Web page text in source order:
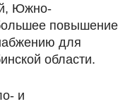
Южно-
повышение
для
области.
и